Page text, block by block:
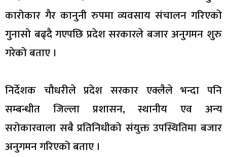
कारोकार गैर कानुनी रुपमा व्यवसाय संचालन गरिएको
गुनासो बढ्दै गएपछि प्रदेश सरकारले बजार अनुगमन शुरु
गरेको बताए ।
निर्देशक चौधरीले प्रदेश सरकार एक्लैले भन्दा पनि
सम्बन्धीत जिल्ला प्रशासन, स्थानीय एव अन्य
सरोकारवाला सबै प्रतिनिधीको संयुक्त उपस्थितिमा बजार
अनुगमन गरिएको बताए ।